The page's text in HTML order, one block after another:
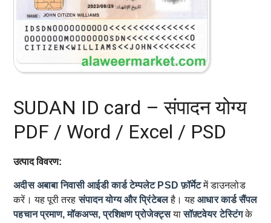
SUDAN ID card – संपादन योग्य
PDF / Word / Excel / PSD
उत्पाद विवरण:
अदीस अबाबा निवासी आईडी कार्ड टेम्पलेट PSD फ़ॉर्मेटमें डाउनलोड
करें। यह पूरी तरहसंपादन योग्य और प्रिंटेबलहै। यहआधार कार्ड सैंपल
पहचान प्रमाण, मॉकअप्स, प्रशिक्षण प्रोजेक्ट्सयासॉफ़्टवेयर टेस्टिंगके